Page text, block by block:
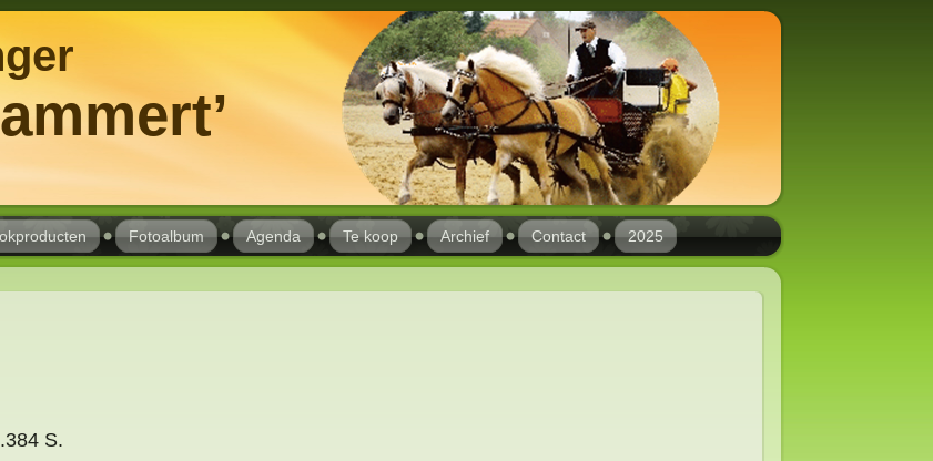
Fotoalbum Agenda Te koop Archief Contact
2025
S.